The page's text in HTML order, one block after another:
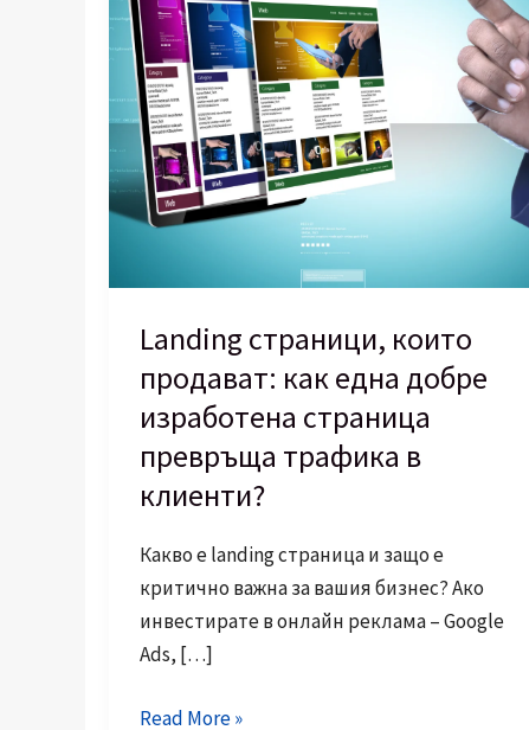
Landing страници, които
продават: как една добре
изработена страница
превръща трафика в
клиенти?
Какво е landing страница и защо е
критично важна за вашия бизнес? Ако
инвестирате в онлайн реклама – Google
Ads, […]
Landing
Read More »